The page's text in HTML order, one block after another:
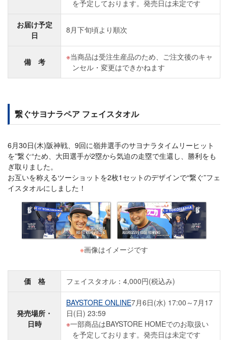
を予定しております。発売日は未定です
お届け予定
日
8月下旬頃より順次
備 考
当商品は受注生産品のため、ご注文後のキャ
ンセル・変更はできかねます
繋ぐサヨナラペア フェイスタオル
6月30日(木)阪神戦、9回に嶺井選手のサヨナラタイムリーヒット
を”繋ぐ“ため、大田選手が2塁から気迫の走塁で生還し、勝利をも
ぎ取りました。
お互いを称えるツーショットを2枚1セットのデザインで“繋ぐ”フェ
イスタオルにしました！
※画像はイメージです
価 格 フェイスタオル：4,000円(税込み)
発売場所・
日時
BAYSTORE ONLINE7月6日(水) 17:00～7月17
日(日) 23:59
一部商品はBAYSTORE HOMEでのお取扱い
を予定しております。発売日は未定です